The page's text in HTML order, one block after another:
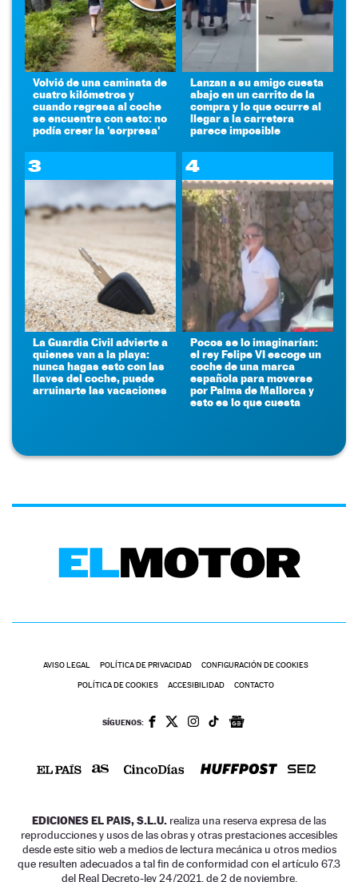
Volvió de una caminata de
cuatro kilómetros y
cuando regresa al coche
se encuentra con esto: no
podía creer la 'sorpresa'
Lanzan a su amigo cuesta
abajo en un carrito de la
compra y lo que ocurre al
llegar a la carretera
parece imposible
3
La Guardia Civil advierte a
quienes van a la playa:
nunca hagas esto con las
llaves del coche, puede
arruinarte las vacaciones
4
Pocos se lo imaginarían:
el rey Felipe VI escoge un
coche de una marca
española para moverse
por Palma de Mallorca y
esto es lo que cuesta
AVISO LEGAL POLÍTICA DE PRIVACIDAD CONFIGURACIÓN DE COOKIES
POLÍTICA DE COOKIES ACCESIBILIDAD CONTACTO
SÍGUENOS:
EDICIONES EL PAIS, S.L.U. realiza una reserva expresa de las
reproducciones y usos de las obras y otras prestaciones accesibles
desde este sitio web a medios de lectura mecánica u otros medios
que resulten adecuados a tal fin de conformidad con el artículo 67.3
del Real Decreto-ley 24/2021, de 2 de noviembre.